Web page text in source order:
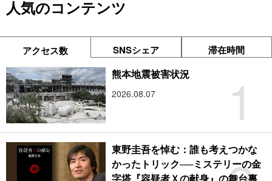
人気のコンテンツ
アクセス数 SNSシェア 滞在時間
1
熊本地震被害状況
2026.08.07
東野圭吾を悼む：誰も考えつかな
かったトリック──ミステリーの金
字塔『容疑者Ｘの献身』の舞台裏